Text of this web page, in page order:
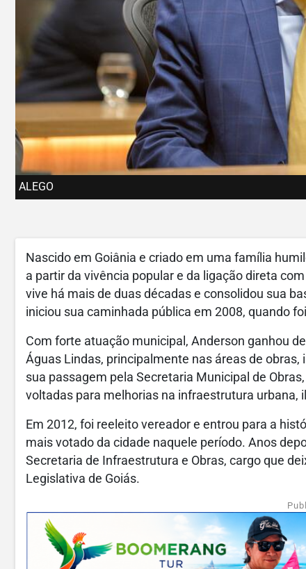
ALEGO
Nascido em Goiânia e criado em uma família
a partir da vivência popular e da ligação direta
vive há mais de duas décadas e consolidou sua
iniciou sua caminhada pública em 2008, quando
Com forte atuação municipal, Anderson ganhou
Águas Lindas, principalmente nas áreas de
sua passagem pela Secretaria Municipal de
voltadas para melhorias na infraestrutura urbana,
Em 2012, foi reeleito vereador e entrou para a
mais votado da cidade naquele período. Anos
Secretaria de Infraestrutura e Obras, cargo que
Legislativa de Goiás.